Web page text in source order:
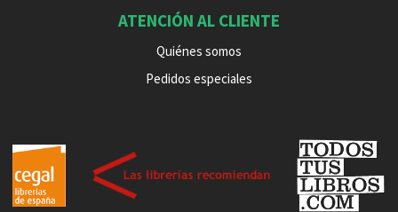
ATENCIÓN AL CLIENTE
Quiénes somos
Pedidos especiales